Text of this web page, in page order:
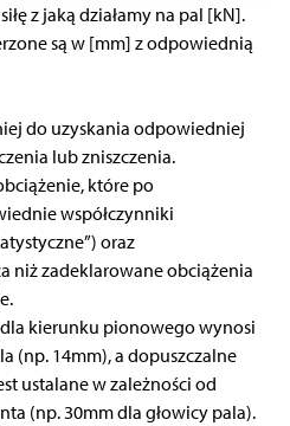
z jaką działamy na pal [kN].
są w [mm] z odpowiednią
do uzyskania odpowiedniej
lub zniszczenia.
które po
współczynniki
oraz
niż zadeklarowane obciążenia
kierunku pionowego wynosi
(np. 14mm), a dopuszczalne
ustalane w zależności od
(np. 30mm dla głowicy pala).